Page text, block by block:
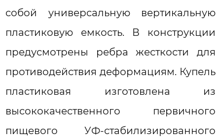
собой универсальную вертикальную
пластиковую емкость. В конструкции
предусмотрены ребра жесткости для
противодействия деформациям. Купель
пластиковая изготовлена из
высококачественного первичного
пищевого УФ-стабилизированного